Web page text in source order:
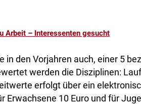
Arbeit – Interessenten gesucht
in den Vorjahren auch, einer 5
werden die Disziplinen:
erfolgt über ein
Erwachsene 10 Euro und für